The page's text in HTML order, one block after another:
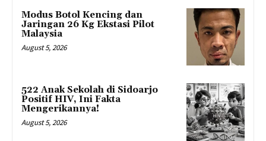
Modus Botol Kencing dan
Jaringan 26 Kg Ekstasi Pilot
Malaysia
August 5, 2026
522 Anak Sekolah di Sidoarjo
Positif HIV, Ini Fakta
Mengerikannya!
August 5, 2026